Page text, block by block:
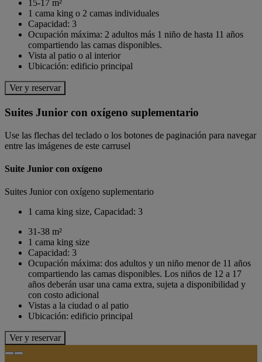
15-17 m²
1 cama king o 2 camas individuales
Capacidad: 3
Ocupación máxima: 2 adultos más 1 niño de hasta 11 años
compartiendo las camas disponibles.
Vista al patio o al interior
Ubicación: edificio principal
Ver y reservar
Suites Junior con oxígeno suplementario
Use las flechas del teclado o los botones de paginación para navegar
entre las imágenes de este carrusel
Suite Junior con oxígeno
Suites Junior con oxígeno suplementario
1 cama king size, Capacidad: 3
31-38 m²
1 cama king size
Capacidad: 3
Ocupación máxima: dos adultos y un niño menor de 11 años
compartiendo las camas disponibles. Los niños de 12 a 17
años deberán usar una cama extra, sujeta a disponibilidad y
con costo adicional
Vistas a la ciudad o al patio
Ubicación: edificio principal
Ver y reservar